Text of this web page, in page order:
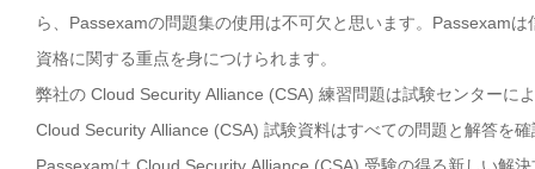
ら、Passexamの問題集の使用は不可欠と思います。Passexam
資格に関する重点を身につけられます。
弊社の Cloud Security Alliance (CSA) 練習問題は試験センターに
Cloud Security Alliance (CSA) 試験資料はすべての問題と解答を